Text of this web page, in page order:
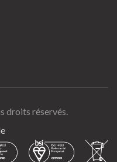
droits réservés.